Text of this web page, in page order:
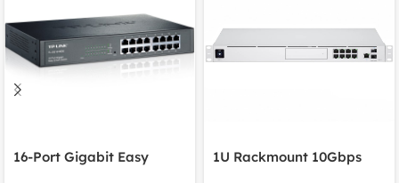
16-Port Gigabit Easy
1U Rackmount 10Gbps